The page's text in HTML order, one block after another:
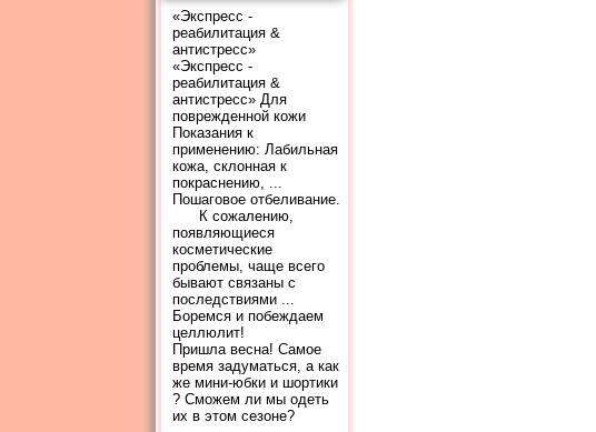
«Экспресс -
реабилитация &
антистресс»
«Экспресс -
реабилитация &
антистресс» Для
поврежденной кожи
Показания к
применению: Лабильная
кожа, склонная к
покраснению, ...
Пошаговое отбеливание.
К сожалению,
появляющиеся
косметические
проблемы, чаще всего
бывают связаны с
последствиями ...
Боремся и побеждаем
целлюлит!
Пришла весна! Самое
время задуматься, а как
же мини-юбки и шортики
? Сможем ли мы одеть
их в этом сезоне?